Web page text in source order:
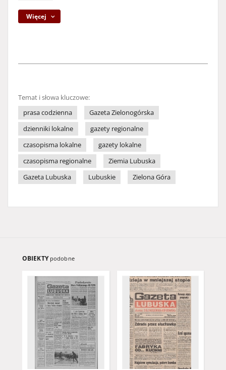
Więcej
Temat i słowa kluczowe:
prasa codzienna
Gazeta Zielonogórska
dzienniki lokalne
gazety regionalne
czasopisma lokalne
gazety lokalne
czasopisma regionalne
Ziemia Lubuska
Gazeta Lubuska
Lubuskie Zielona Góra
OBIEKTY podobne